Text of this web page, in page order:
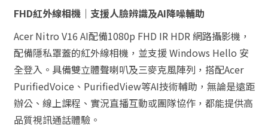
FHD紅外線相機｜支援人臉辨識及AI降噪輔助
Acer Nitro V16 AI配備1080p FHD IR HDR 網路攝影機，
配備隱私罩蓋的紅外線相機，並支援 Windows Hello 安
全登入。具備雙立體聲喇叭及三麥克風陣列，搭配Acer
PurifiedVoice、PurifiedView等AI技術輔助，無論是遠距
辦公、線上課程、實況直播互動或團隊協作，都能提供高
品質視訊通話體驗。